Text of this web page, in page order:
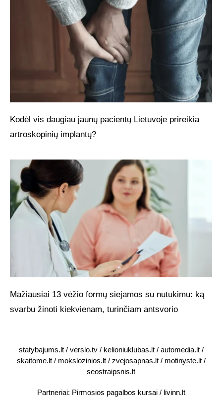
Kodėl vis daugiau jaunų pacientų Lietuvoje prireikia
artroskopinių implantų?
Mažiausiai 13 vėžio formų siejamos su nutukimu: ką
svarbu žinoti kiekvienam, turinčiam antsvorio
statybajums.lt/ verslo.tv/ kelioniuklubas.lt/ automedia.lt/
skaitome.lt/ mokslozinios.lt/ zvejosapnas.lt/ motinyste.lt/
seostraipsnis.lt
Partneriai: Pirmosios pagalbos kursai/ livinn.lt